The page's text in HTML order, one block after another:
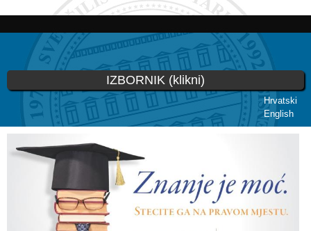
Skoči
glavni
sadržaj
Hrvatski
English
IZBORNIK (klikni)
Vi ste ovdje